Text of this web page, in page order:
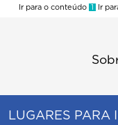
Ir para o conteúdo 1 Ir
LUGARES PARA